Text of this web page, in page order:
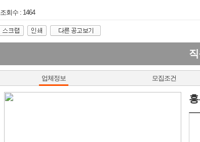
조회수 : 1464
업체정보 모집조건